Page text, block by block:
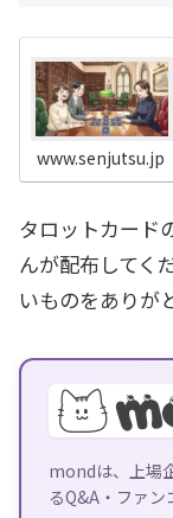
www.senjutsu.jp
タロットカード
んが配布してく
いものをありが
mondは、上場
るQ&A・ファン